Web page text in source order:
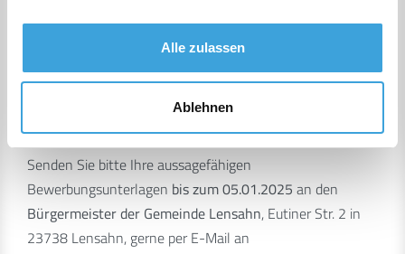
Alle zulassen
Ablehnen
Im Rahmen der gesetzlichen Möglichkeiten werden
Schwerbehinderte bei gleichwertiger Eignung, Befähigung
Senden Sie bitte Ihre aussagefähigen
Bewerbungsunterlagen bis zum 05.01.2025 an den
Bürgermeister der Gemeinde Lensahn, Eutiner Str. 2 in
23738 Lensahn, gerne per E-Mail an